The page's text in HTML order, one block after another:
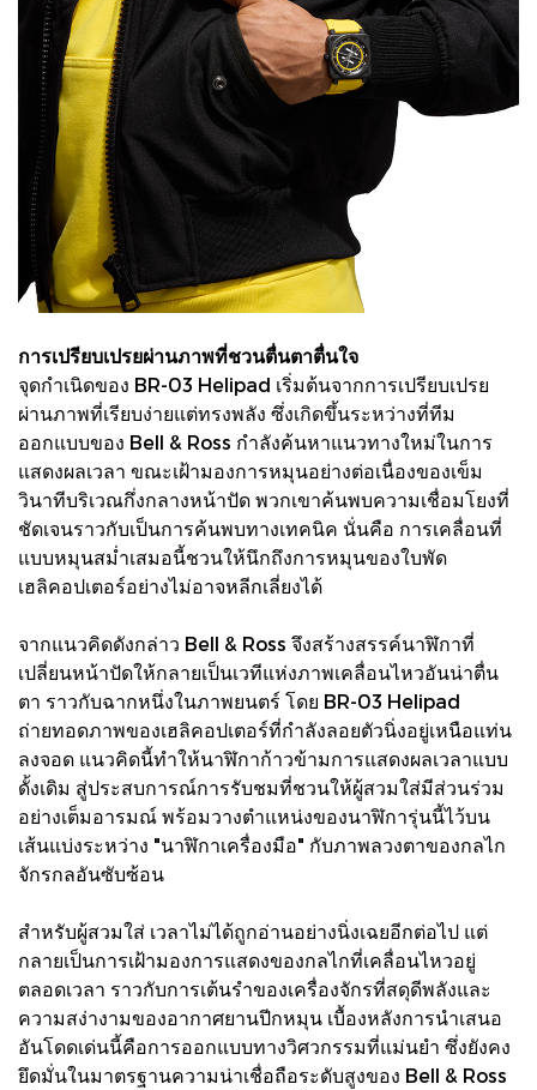
การเปรียบเปรยผ่านภาพที่ชวนตื่นตาตื่นใจ
จุดกำเนิดของ BR-03 Helipad เริ่มต้นจากการเปรียบเปรย
ผ่านภาพที่เรียบง่ายแต่ทรงพลัง ซึ่งเกิดขึ้นระหว่างที่ทีม
ออกแบบของ Bell & Ross กำลังค้นหาแนวทางใหม่ในการ
แสดงผลเวลา ขณะเฝ้ามองการหมุนอย่างต่อเนื่องของเข็ม
วินาทีบริเวณกึ่งกลางหน้าปัด พวกเขาค้นพบความเชื่อมโยงที่
ชัดเจนราวกับเป็นการค้นพบทางเทคนิค นั่นคือ การเคลื่อนที่
แบบหมุนสม่ำเสมอนี้ชวนให้นึกถึงการหมุนของใบพัด
เฮลิคอปเตอร์อย่างไม่อาจหลีกเลี่ยงได้
จากแนวคิดดังกล่าว Bell & Ross จึงสร้างสรรค์นาฬิกาที่
เปลี่ยนหน้าปัดให้กลายเป็นเวทีแห่งภาพเคลื่อนไหวอันน่าตื่น
ตา ราวกับฉากหนึ่งในภาพยนตร์ โดย BR-03 Helipad
ถ่ายทอดภาพของเฮลิคอปเตอร์ที่กำลังลอยตัวนิ่งอยู่เหนือแท่น
ลงจอด แนวคิดนี้ทำให้นาฬิกาก้าวข้ามการแสดงผลเวลาแบบ
ดั้งเดิม สู่ประสบการณ์การรับชมที่ชวนให้ผู้สวมใส่มีส่วนร่วม
อย่างเต็มอารมณ์ พร้อมวางตำแหน่งของนาฬิการุ่นนี้ไว้บน
เส้นแบ่งระหว่าง "นาฬิกาเครื่องมือ" กับภาพลวงตาของกลไก
จักรกลอันซับซ้อน
สำหรับผู้สวมใส่ เวลาไม่ได้ถูกอ่านอย่างนิ่งเฉยอีกต่อไป แต่
กลายเป็นการเฝ้ามองการแสดงของกลไกที่เคลื่อนไหวอยู่
ตลอดเวลา ราวกับการเต้นรำของเครื่องจักรที่สดุดีพลังและ
ความสง่างามของอากาศยานปีกหมุน เบื้องหลังการนำเสนอ
อันโดดเด่นนี้คือการออกแบบทางวิศวกรรมที่แม่นยำ ซึ่งยังคง
ยึดมั่นในมาตรฐานความน่าเชื่อถือระดับสูงของ Bell & Ross